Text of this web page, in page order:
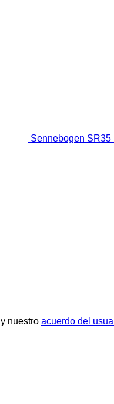
Sennebogen
y nuestro acuerdo del